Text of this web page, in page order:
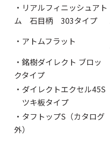
・リアルフィニッシュアト
ム 石目柄 303タイプ
・アトムフラット
・銘樹ダイレクト ブロッ
クタイプ
・ダイレクトエクセル45S
ツキ板タイプ
・タフトップS（カタログ
外）